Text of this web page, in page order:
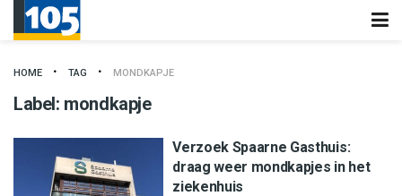
HOME TAG MONDKAPJE
Label: mondkapje
Verzoek Spaarne Gasthuis:
draag weer mondkapjes in het
ziekenhuis